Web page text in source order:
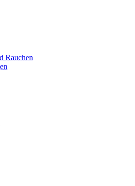
Rauchen